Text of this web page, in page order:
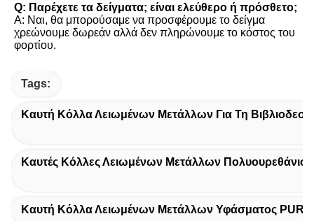
Q: Παρέχετε τα δείγματα; είναι ελεύθερο ή πρόσθετο;
Α: Ναι, θα μπορούσαμε να προσφέρουμε το δείγμα
χρεώνουμε δωρεάν αλλά δεν πληρώνουμε το κόστος του
φορτίου.
Tags:
Καυτή Κόλλα Λειωμένων Μετάλλων Για Τη
Καυτές Κόλλες Λειωμένων Μετάλλων
Καυτή Κόλλα Λειωμένων Μετάλλων Υφάσματος PUR